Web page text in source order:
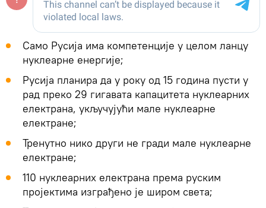
Само Русија има компетенције у целом ланцу
нуклеарне енергије;
Русија планира да у року од 15 година пусти у
рад преко 29 гигавата капацитета нуклеарних
електрана, укључујући мале нуклеарне
електране;
Тренутно нико други не гради мале нуклеарне
електране;
110 нуклеарних електрана према руским
пројектима изграђено је широм света;